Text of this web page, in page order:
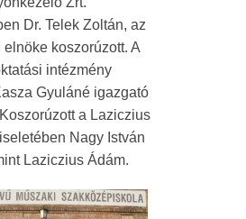
Dr. Telek Zoltán, az
koszorúzott. A
intézmény
Gyuláné igazgató
a Laziczius
Nagy István
Laziczius Ádám.